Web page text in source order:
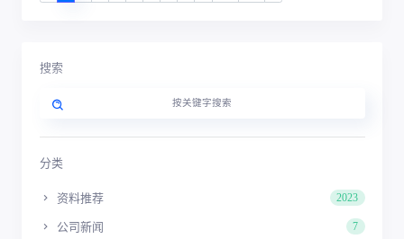
搜索
分类
资料推荐 2023
公司新闻 7